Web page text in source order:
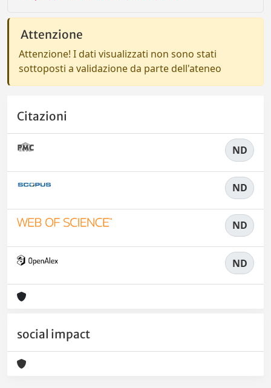
Attenzione
Attenzione! I dati visualizzati non sono stati
sottoposti a validazione da parte dell'ateneo
Citazioni
ND
ND
ND
ND
social impact